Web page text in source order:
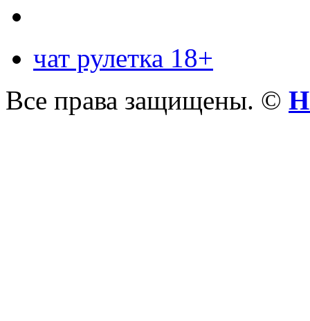
чат рулетка 18+
Все права защищены. ©